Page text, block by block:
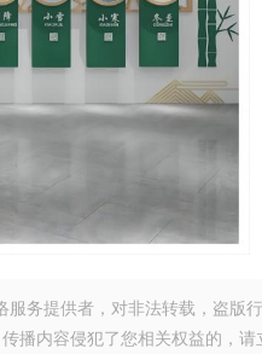
务提供者，对非法转载，盗版
播内容侵犯了您相关权益的，请